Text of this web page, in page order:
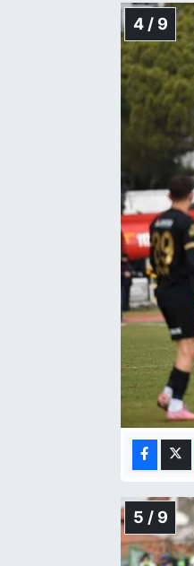
4 / 9
5 / 9